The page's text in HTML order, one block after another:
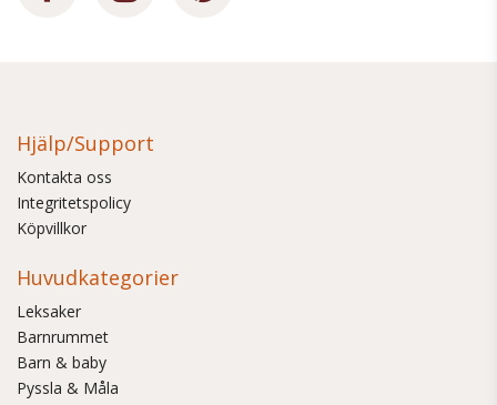
Hjälp/Support
Kontakta oss
Integritetspolicy
Köpvillkor
Huvudkategorier
Leksaker
Barnrummet
Barn & baby
Pyssla & Måla